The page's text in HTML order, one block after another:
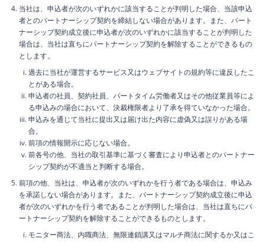
当社は、申込者が次のいずれかに該当することが判明した場合、当該申込
者とのパートナーシップ契約を締結しない場合があります。また、パート
ナーシップ契約成立後に申込者が次のいずれかに該当することが判明した
場合は、当社は直ちにパートナーシップ契約を解除することができるもの
とします。
過去に当社が運営するサービス又はウェブサイトの規約等に違反したこ
とがある場合。
申込者の社員、契約社員、パートタイム労働者又はその他従業員等によ
る申込みの場合において、決裁権限者より了承を得ていなかった場合。
申込みを通じて当社に提出又は届け出た内容に虚偽又は誤りがある場
合。
前項の情報開示に応じない場合。
前各号の他、当社の取引基準に基づく審査により申込者とのパートナー
シップ契約が不適当と判断する場合。
前項の他、当社は、申込者が次のいずれかを行う者である場合は、申込み
を承諾しない場合があります。また、パートナーシップ契約成立後に申込
者が次のいずれかを行う者であることが判明した場合は、当社は直ちにパ
ートナーシップ契約を解除することができるものとします。
モニター商法、内職商法、無限連鎖講又はマルチ商法に関するか又はこ